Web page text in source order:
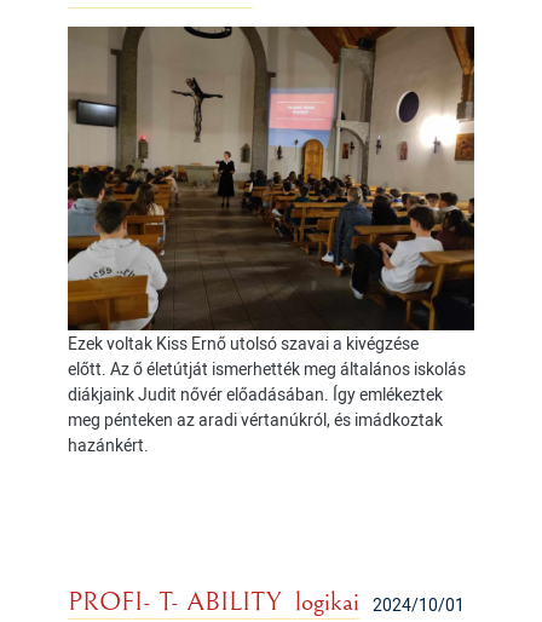
Ezek voltak Kiss Ernő utolsó szavai a kivégzése
előtt. Az ő életútját ismerhették meg általános iskolás
diákjaink Judit nővér előadásában. Így emlékeztek
meg pénteken az aradi vértanúkról, és imádkoztak
hazánkért.
2024/10/01
PROFI- T- ABILITY logikai